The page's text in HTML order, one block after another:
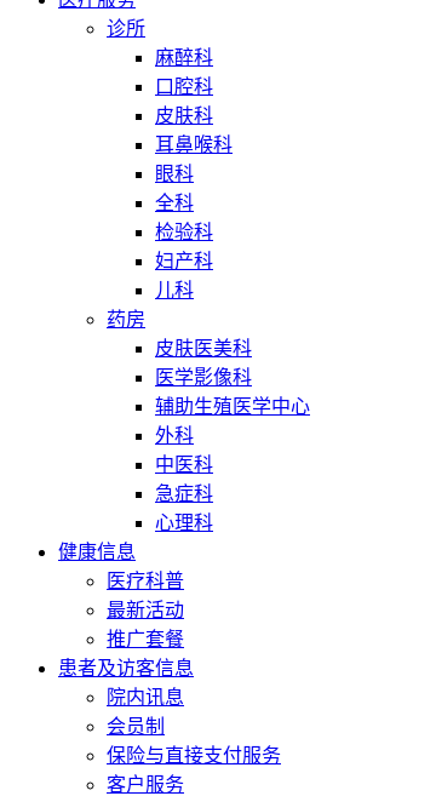
诊所
麻醉科
口腔科
皮肤科
耳鼻喉科
眼科
全科
检验科
妇产科
儿科
药房
皮肤医美科
医学影像科
辅助生殖医学中心
外科
中医科
急症科
心理科
健康信息
医疗科普
最新活动
推广套餐
患者及访客信息
院内讯息
会员制
保险与直接支付服务
客户服务